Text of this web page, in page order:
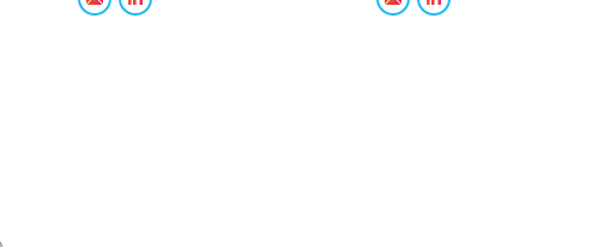
E-
LinkedIn
E-
LinkedIn